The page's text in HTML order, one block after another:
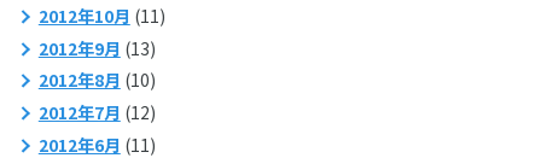
2012年10月 (11)
2012年9月 (13)
2012年8月 (10)
2012年7月 (12)
2012年6月 (11)